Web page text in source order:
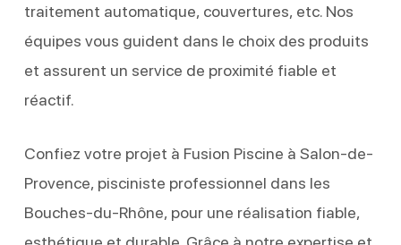
traitement automatique, couvertures, etc. Nos
équipes vous guident dans le choix des produits
et assurent un service de proximité fiable et
réactif.
Confiez votre projet à Fusion Piscine à Salon-de-
Provence, pisciniste professionnel dans les
Bouches-du-Rhône, pour une réalisation fiable,